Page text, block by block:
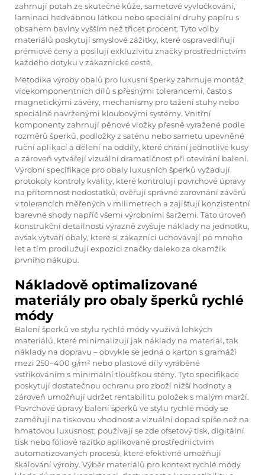
zahrnují potah ze skutečné kůže, sametové vyvločkování,
laminaci hedvábnou látkou nebo speciální druhy papíru s
obsahem bavlny vyšším než třicet procent. Tyto volby
materiálů poskytují smyslové zážitky, které ospravedlňují
prémiové ceny a posilují exkluzivitu značky prostřednictvím
každého dotyku v zákaznické cestě.
Metodika výroby obalů pro luxusní šperky zahrnuje montáž
vícekomponentních dílů s přesnými tolerancemi, často s
magnetickými závěry, mechanismy pro tažení stuhy nebo
speciálně navrženými kloubovými systémy. Vnitřní
komponenty zahrnují pěnové vložky přesně vyražené podle
rozměrů šperků, podložky z saténu nebo sametu upevněné
ruční aplikací a dělení na oddíly, které chrání jednotlivé kusy
a zároveň vytvářejí vizuální dramatičnost při otevírání balení.
Výrobní specifikace pro obaly luxusních šperků vyžadují
protokoly kontroly kvality, které kontrolují povrchové úpravy
na přítomnost nedostatků, ověřují správné zarovnání závěrů
v tolerancích měřených v milimetrech a zajišťují konzistentní
barevné shody napříč všemi výrobními šaržemi. Tato úroveň
konstrukční detailnosti výrazně zvyšuje náklady na jednotku,
avšak vytváří obaly, které si zákazníci uchovávají po mnoho
let a tím prodlužují expozici značky daleko za okamžik
prvního nákupu.
Nákladově optimalizované
materiály pro obaly šperků rychlé
módy
Balení šperků ve stylu rychlé módy využívá lehkých
materiálů, které minimalizují jak náklady na materiál, tak
náklady na dopravu – obvykle se jedná o karton s gramáží
mezi 250–400 g/m² nebo plastové díly vyráběné
vstřikováním s minimální tloušťkou stěny. Tyto specifikace
poskytují dostatečnou ochranu pro zboží nižší hodnoty a
zároveň umožňují udržet rentabilitu položek s malým marží.
Povrchové úpravy balení šperků ve stylu rychlé módy se
zaměřují na tiskovou vhodnost a vizuální dopad spíše než na
hmatovou luxusnost; používají se zde ofsetový tisk, digitální
tisk nebo fóliové razítko aplikované prostřednictvím
automatizovaných procesů, které efektivně umožňují
škálování výroby. Výběr materiálů pro kontext rychlé módy